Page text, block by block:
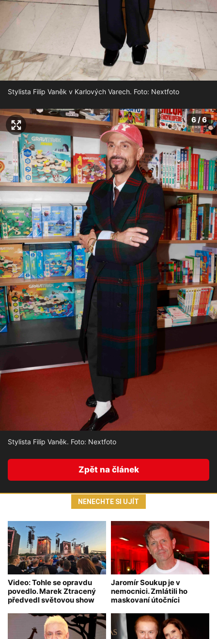
Stylista Filip Vaněk v Karlových Varech. Foto: Nextfoto
6 / 6
Stylista Filip Vaněk. Foto: Nextfoto
Zpět na článek
NENECHTE SI UJÍT
Video: Tohle se opravdu
povedlo. Marek Ztracený
předvedl světovou show
Jaromír Soukup je v
nemocnici. Zmlátili ho
maskovaní útočníci